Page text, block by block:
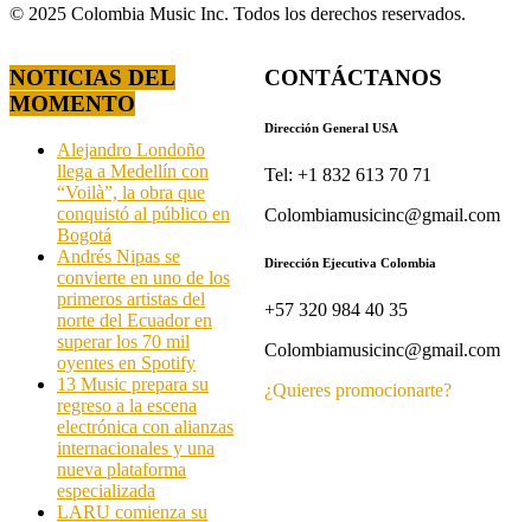
© 2025 Colombia Music Inc. Todos los derechos reservados.
NOTICIAS DEL
MOMENTO
Alejandro Londoño
llega a Medellín con
“Voilà”, la obra que
conquistó al público en
Bogotá
Andrés Nipas se
convierte en uno de los
primeros artistas del
norte del Ecuador en
superar los 70 mil
oyentes en Spotify
13 Music prepara su
regreso a la escena
electrónica con alianzas
internacionales y una
nueva plataforma
especializada
LARU comienza su
CONTÁCTANOS
Dirección General USA
Tel: +1 832 613 70 71
Colombiamusicinc@gmail.com
Dirección Ejecutiva Colombia
+57 320 984 40 35
Colombiamusicinc@gmail.com
¿Quieres promocionarte?